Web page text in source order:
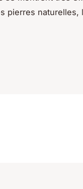
pierres naturelles,